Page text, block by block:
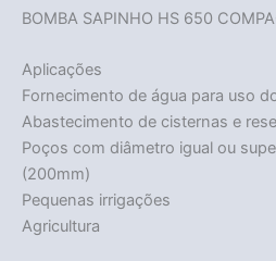
BOMBA SAPINHO HS 650
Aplicações
Fornecimento de água para uso
Abastecimento de cisternas e
Poços com diâmetro igual ou
(200mm)
Pequenas irrigações
Agricultura